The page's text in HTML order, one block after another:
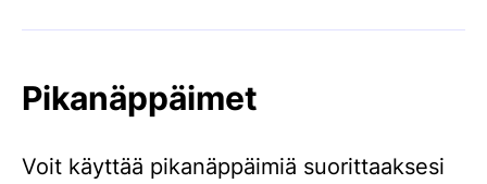
Pikanäppäimet
Voit käyttää pikanäppäimiä suorittaaksesi